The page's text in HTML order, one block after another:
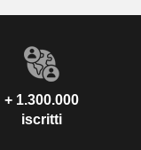
+ 1.300.000
iscritti